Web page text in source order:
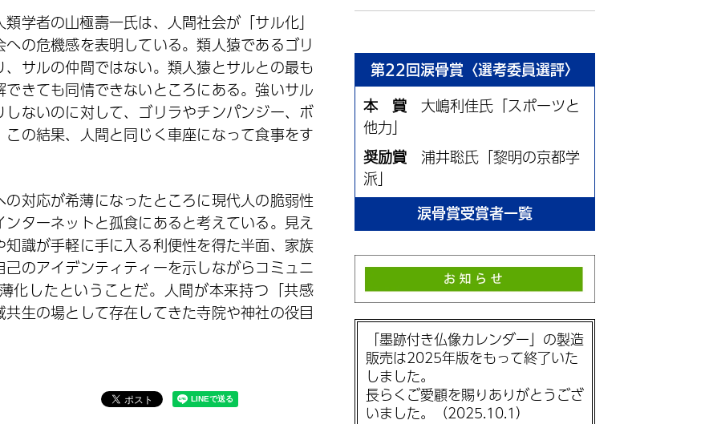
学者の山極壽一氏は、人間社会が「サル化」
の危機感を表明している。類人猿であるゴリ
サルの仲間ではない。類人猿とサルとの最も
きても同情できないところにある。強いサル
ないのに対して、ゴリラやチンパンジー、ボ
の結果、人間と同じく車座になって食事をす
対応が希薄になったところに現代人の脆弱性
ターネットと孤食にあると考えている。見え
識が手軽に手に入る利便性を得た半面、家族
のアイデンティティーを示しながらコミュニ
化したということだ。人間が本来持つ「共感
生の場として存在してきた寺院や神社の役目
第22回涙骨賞〈選考委員選評〉
本 賞
大嶋利佳氏「スポーツと
他力」
奨励賞
浦井聡氏「黎明の京都学
派」
涙骨賞受賞者一覧
「墨跡付き仏像カレンダー」の製造
販売は2025年版をもって終了いた
しました。
長らくご愛顧を賜りありがとうござ
いました。（2025.10.1）